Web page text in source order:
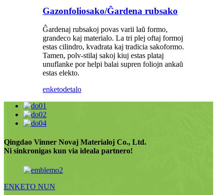
Gazonfoliosako/Ĝardena rubsako
Ĝardenaj rubsakoj povas varii laŭ formo,
grandeco kaj materialo. La tri plej oftaj formoj
estas cilindro, kvadrata kaj tradicia sakoformo.
Tamen, polv-stilaj sakoj kiuj estas plataj
unuflanke por helpi balai supren foliojn ankaŭ
estas elekto.
enketodetalo
Qingdao Vinner Novaj Materialoj Co., Ltd.
Ni sinkronigas kun via ideala partnero!
ENKETO NUN